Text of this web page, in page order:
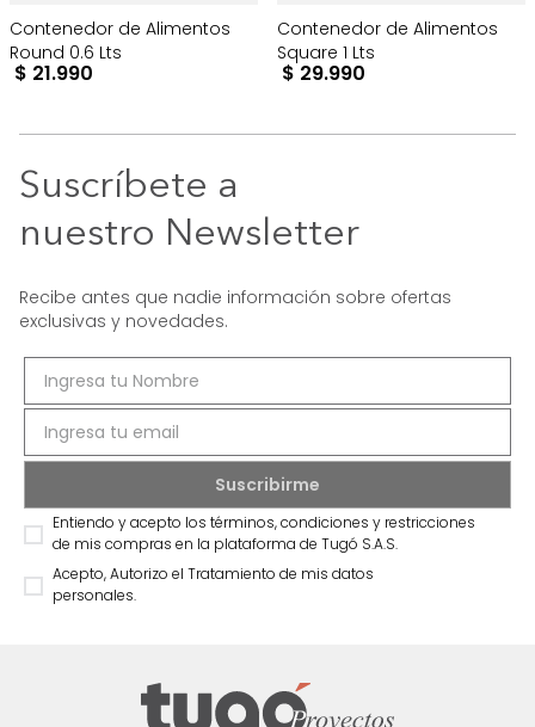
Contenedor de Alimentos
Round 0.6 Lts
$ 21.990
Contenedor de Alimentos
Square 1 Lts
$ 29.990
Suscríbete a
nuestro Newsletter
Recibe antes que nadie información sobre ofertas
exclusivas y novedades.
Entiendo y acepto los términos, condiciones y restricciones
de mis compras en la plataforma de Tugó S.A.S.
Acepto, Autorizo el Tratamiento de mis datos
personales.